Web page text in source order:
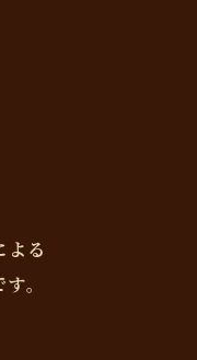
る
。